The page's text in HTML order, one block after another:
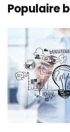
Populaire